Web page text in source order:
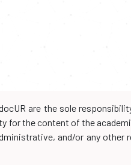
are the sole
the content of the
and/or any